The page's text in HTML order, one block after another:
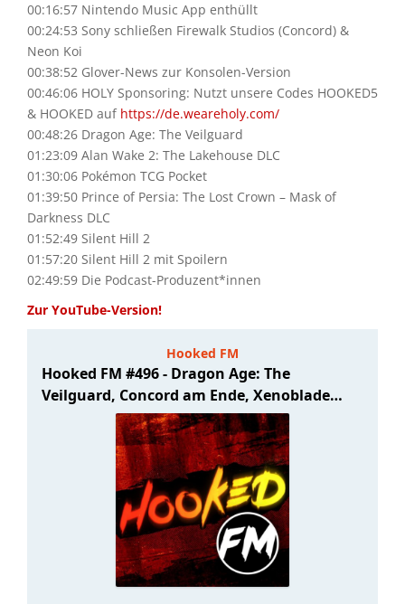
00:16:57 Nintendo Music App enthüllt
00:24:53 Sony schließen Firewalk Studios (Concord) &
Neon Koi
00:38:52 Glover-News zur Konsolen-Version
00:46:06 HOLY Sponsoring: Nutzt unsere Codes HOOKED5
& HOOKED auf https://de.weareholy.com/
00:48:26 Dragon Age: The Veilguard
01:23:09 Alan Wake 2: The Lakehouse DLC
01:30:06 Pokémon TCG Pocket
01:39:50 Prince of Persia: The Lost Crown – Mask of
Darkness DLC
01:52:49 Silent Hill 2
01:57:20 Silent Hill 2 mit Spoilern
02:49:59 Die Podcast-Produzent*innen
Zur YouTube-Version!